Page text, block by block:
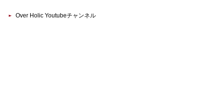
Over Holic Youtubeチャンネル